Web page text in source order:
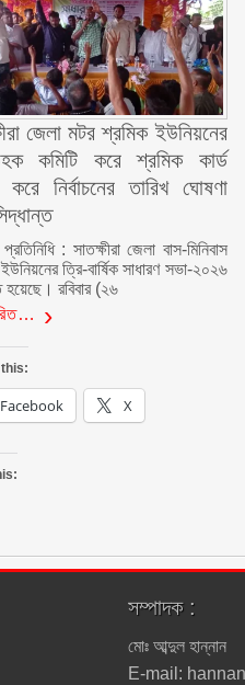
জেলা মটর শ্রমিক ইউনিয়নের
কমিটি করে শ্রমিক কার্ড
করে নির্বাচনের তারিখ ঘোষণা
: সাতক্ষীরা জেলা বাস-মিনিবাস
ত্রি-বার্ষিক সাধারণ সভা-২০২৬
হয়েছে। রবিবার (২৬
Facebook X
সম্পাদক :
মোঃ আব্দুল হান্নান
E-mail: